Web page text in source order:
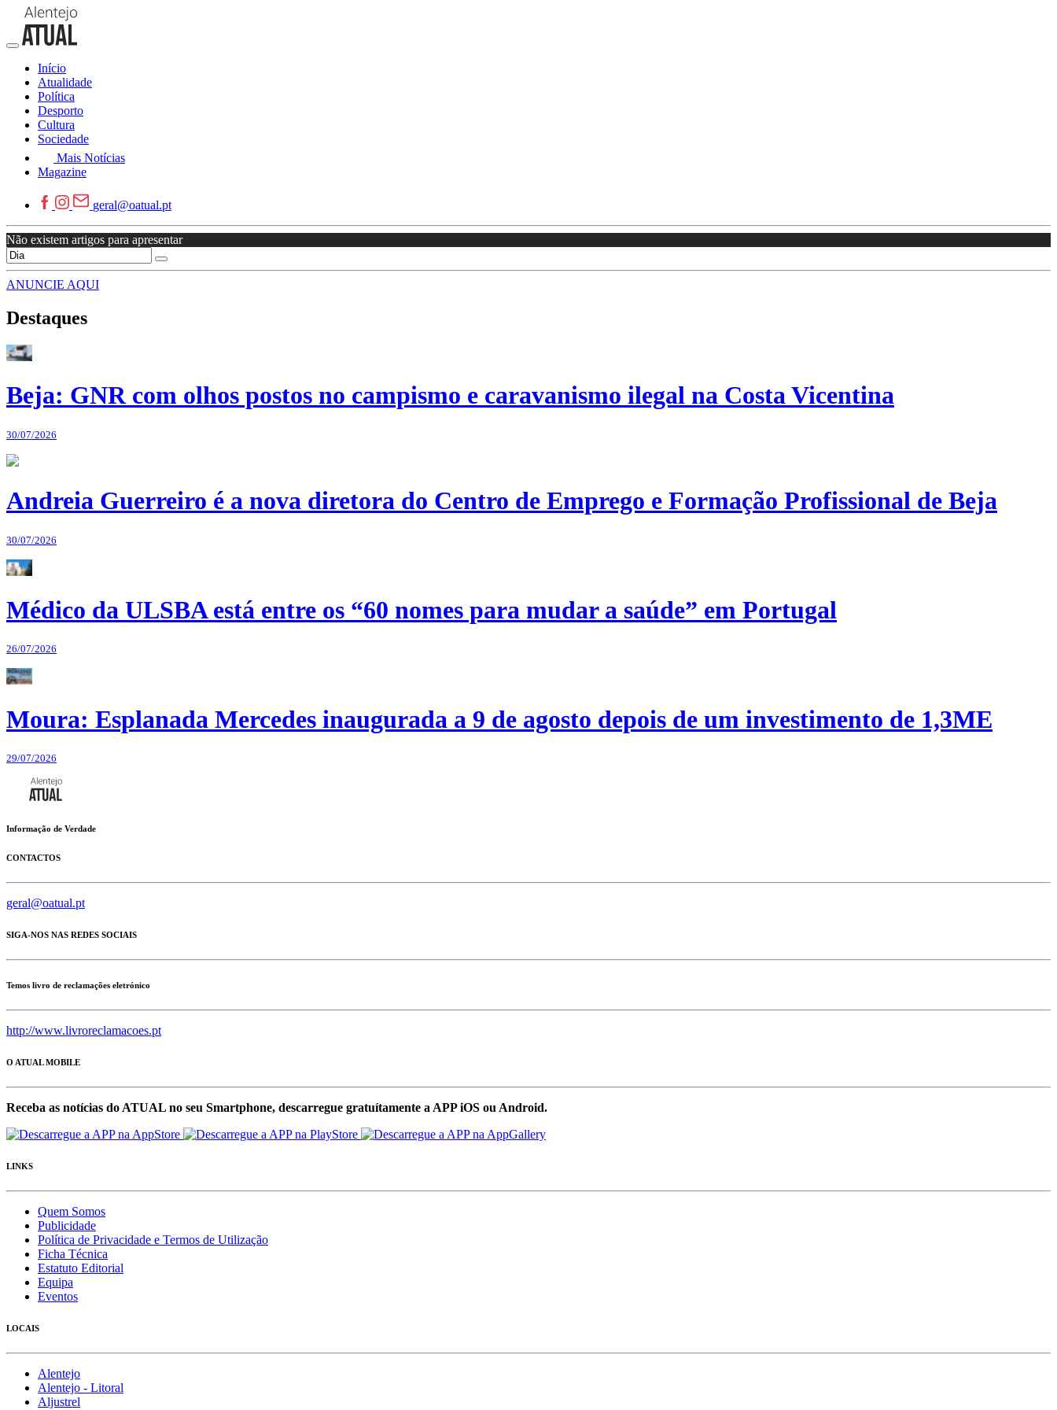
Início
Atualidade
Política
Desporto
Cultura
Sociedade
Mais Notícias
Magazine
geral@oatual.pt
Não existem artigos para apresentar
ANUNCIE AQUI
Destaques
Beja: GNR com olhos postos no campismo e caravanismo ilegal na Costa Vicentina
30/07/2026
Andreia Guerreiro é a nova diretora do Centro de Emprego e Formação Profissional de Beja
30/07/2026
Médico da ULSBA está entre os “60 nomes para mudar a saúde” em Portugal
26/07/2026
Moura: Esplanada Mercedes inaugurada a 9 de agosto depois de um investimento de 1,3ME
29/07/2026
Informação de Verdade
CONTACTOS
geral@oatual.pt
SIGA-NOS NAS REDES SOCIAIS
Temos livro de reclamações eletrónico
http://www.livroreclamacoes.pt
O ATUAL MOBILE
Receba as notícias do ATUAL no seu Smartphone, descarregue gratuítamente a APP iOS ou Android.
LINKS
Quem Somos
Publicidade
Política de Privacidade e Termos de Utilização
Ficha Técnica
Estatuto Editorial
Equipa
Eventos
LOCAIS
Alentejo
Alentejo - Litoral
Aljustrel